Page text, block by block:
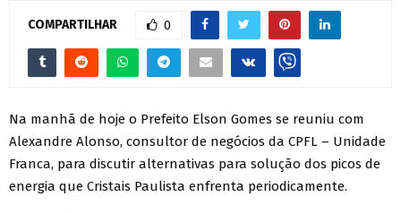
COMPARTILHAR 0
Na manhã de hoje o Prefeito Elson Gomes se reuniu com
Alexandre Alonso, consultor de negócios da CPFL – Unidade
Franca, para discutir alternativas para solução dos picos de
energia que Cristais Paulista enfrenta periodicamente.